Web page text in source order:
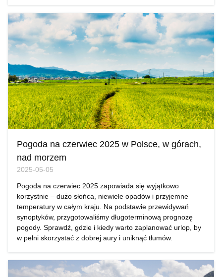
Pogoda na czerwiec 2025 w Polsce, w górach,
nad morzem
2025-05-05
Pogoda na czerwiec 2025 zapowiada się wyjątkowo
korzystnie – dużo słońca, niewiele opadów i przyjemne
temperatury w całym kraju. Na podstawie przewidywań
synoptyków, przygotowaliśmy długoterminową prognozę
pogody. Sprawdź, gdzie i kiedy warto zaplanować urlop, by
w pełni skorzystać z dobrej aury i uniknąć tłumów.